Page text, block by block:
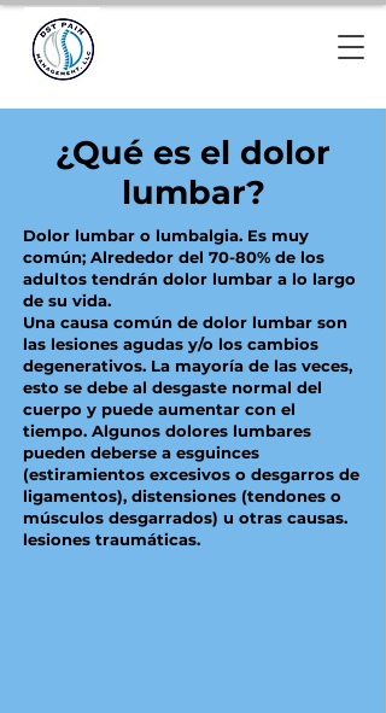
¿Qué es el dolor
lumbar?
Dolor lumbar o lumbalgia. Es muy
común; Alrededor del 70-80% de los
adultos tendrán dolor lumbar a lo largo
de su vida.
Una causa común de dolor lumbar son
las lesiones agudas y/o los cambios
degenerativos. La mayoría de las veces,
esto se debe al desgaste normal del
cuerpo y puede aumentar con el
tiempo. Algunos dolores lumbares
pueden deberse a esguinces
(estiramientos excesivos o desgarros de
ligamentos), distensiones (tendones o
músculos desgarrados) u otras causas.
lesiones traumáticas.